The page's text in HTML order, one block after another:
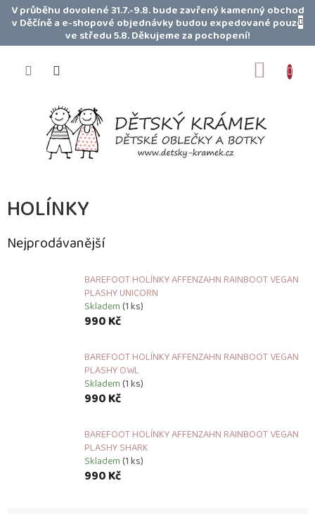
PřejítV průběhu dovolené 31.7.-9.8. bude zavřený kamenný obchod
v Děčíně a e-shopové objednávky budou expedované pouze
ve středu 5.8. Děkujeme za pochopení!
HOLÍNKY
Nejprodávanější
BAREFOOT HOLÍNKY AFFENZAHN RAINBOOT VEGAN
PLASHY UNICORN
Skladem(1 ks)
990 Kč
BAREFOOT HOLÍNKY AFFENZAHN RAINBOOT VEGAN
PLASHY OWL
Skladem(1 ks)
990 Kč
BAREFOOT HOLÍNKY AFFENZAHN RAINBOOT VEGAN
PLASHY SHARK
Skladem(1 ks)
990 Kč